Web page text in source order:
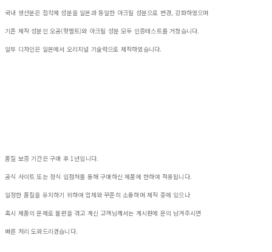
국내 생산분은 접착제 성분을 일본과 동일한 아크릴 성분으로 변경, 강화하였으며
기존 제작 성분인 오공(핫멜트)와 아크릴 성분 모두 인증테스트를 거쳤습니다.
일부 디자인은 일본에서 오리지널 기술력으로 제작하였습니다.
품질 보증 기간은 구매 후 1년입니다.
공식 사이트 또는 정식 입점처를 통해 구매하신 제품에 한하여 적용됩니다.
일정한 품질을 유지하기 위하여 업체와 꾸준히 소통하며 제작 중에 있으나
혹시 제품의 문제로 불편을 겪고 계신 고객님께서는 게시판에 문의 남겨주시면
빠른 처리 도와드리겠습니다.